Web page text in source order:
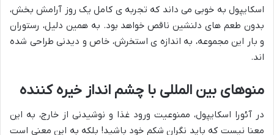
اسکایپول به خوبی می داند که تجربه ی کامل یک روز آرامش بخش،
بدون طعم های دلنشین ناقص خواهد بود. به همین دلیل، رستوران
و بار این مجموعه، به اندازه ی استخرش، خاص و دیدنی طراحی شده
اند.
منوهای بین المللی با چشم انداز خیره کننده
در آئورا اسکایپول، ممنوعیت ورود غذا و نوشیدنی از خارج، به این
معنا نیست که باید نگران شکم خود باشید! بلکه به این معنی است